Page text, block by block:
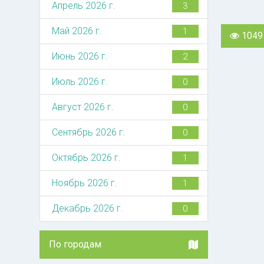
Апрель 2026 г. 3
Май 2026 г. 1
Июнь 2026 г. 2
Июль 2026 г. 0
Август 2026 г. 0
Сентябрь 2026 г. 0
Октябрь 2026 г. 1
Ноябрь 2026 г. 1
Декабрь 2026 г. 0
По городам
1049